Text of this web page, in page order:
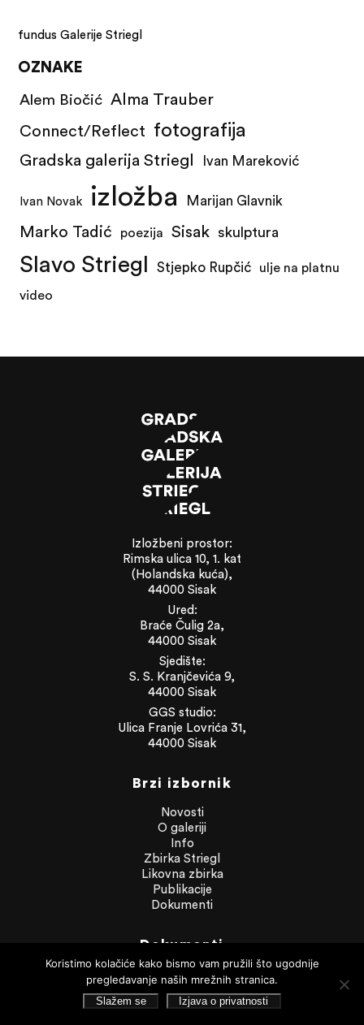
fundus Galerije Striegl
OZNAKE
Alem Biočić Alma Trauber
Connect/Reflect fotografija
Gradska galerija Striegl Ivan Mareković
Ivan Novak izložba Marijan Glavnik
Marko Tadić poezija Sisak skulptura
Slavo Striegl Stjepko Rupčić ulje na platnu
video
Izložbeni prostor:
Rimska ulica 10, 1. kat
(Holandska kuća),
44000 Sisak
Ured:
Braće Čulig 2a,
44000 Sisak
Sjedište:
S. S. Kranjčevića 9,
44000 Sisak
GGS studio:
Ulica Franje Lovrića 31,
44000 Sisak
Brzi izbornik
Novosti
O galeriji
Info
Zbirka Striegl
Likovna zbirka
Publikacije
Dokumenti
Dokumenti
Financijska izvješća
Javna nabava
Statut Galerije
Koristimo kolačiće kako bismo vam pružili što ugodnije
pregledavanje naših mrežnih stranica.
Slažem se Izjava o privatnosti